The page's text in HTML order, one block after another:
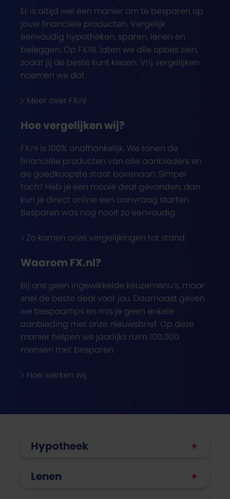
Er is altijd wel een manier om te besparen op
jouw financiële producten. Vergelijk
eenvoudig hypotheken, sparen, lenen en
beleggen. Op FX.NL laten we alle opties zien,
zodat jij de beste kunt kiezen. Vrij vergelijken
noemen we dat.
Meer over FX.nl
Hoe vergelijken wij?
FX.nl is 100% onafhankelijk. We tonen de
financiële producten van alle aanbieders en
de goedkoopste staat bovenaan. Simpel
toch? Heb je een mooie deal gevonden, dan
kun je direct online een aanvraag starten.
Besparen was nog nooit zo eenvoudig.
Zo komen onze vergelijkingen tot stand
Waarom FX.nl?
Bij ons geen ingewikkelde keuzemenu’s, maar
snel de beste deal voor jou. Daarnaast geven
we bespaartips en mis je geen enkele
aanbieding met onze nieuwsbrief. Op deze
manier helpen we jaarlijks ruim 100.000
mensen met besparen.
Hoe werken wij
Hypotheek
Lenen